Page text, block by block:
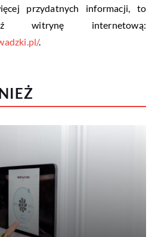
przydatnych informacji, to
witrynę internetową:
.